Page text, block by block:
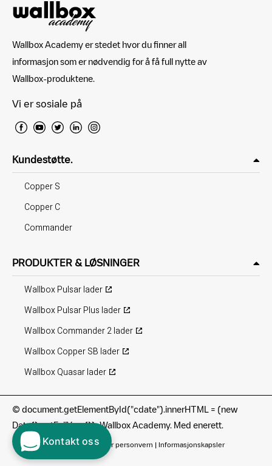
Wallbox Academy er stedet hvor du finner all
informasjon som er nødvendig for å få full nytte av
Wallbox-produktene.
Vi er sosiale på
Kundestøtte.
Copper S
Copper C
Commander
PRODUKTER & LØSNINGER
Wallbox Pulsar lader
Wallbox Pulsar Plus lader
Wallbox Commander 2 lader
Wallbox Copper SB lader
Wallbox Quasar lader
© document.getElementById("cdate").innerHTML = (new
Date().getFullYear()); Wallbox Academy. Med enerett.
Bruksvilkår| Retningslinjer for personvern | Informasjonskapsler
Kontakt oss